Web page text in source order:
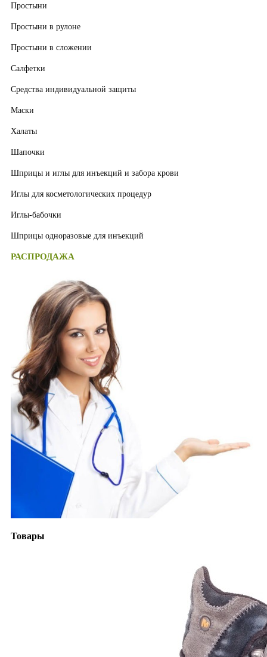
Простыни
Простыни в рулоне
Простыни в сложении
Салфетки
Средства индивидуальной защиты
Маски
Халаты
Шапочки
Шприцы и иглы для инъекций и забора крови
Иглы для косметологических процедур
Иглы-бабочки
Шприцы одноразовые для инъекций
РАСПРОДАЖА
Товары